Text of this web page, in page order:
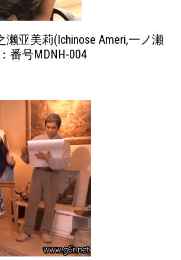
亚美莉(Ichinose Ameri,一ノ瀬
番号MDNH-004